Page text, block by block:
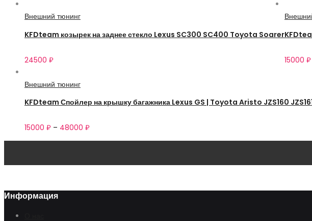
Внешний тюнинг
KFDteam козырек на заднее стекло Lexus SC300 SC400 Toyota Soarer
24500 ₽ 15000 ₽
Внешний тюнинг
KFDteam Спойлер на крышку багажника Lexus GS | Toyota Aristo JZS160
15000 ₽ – 48000 ₽
Информация